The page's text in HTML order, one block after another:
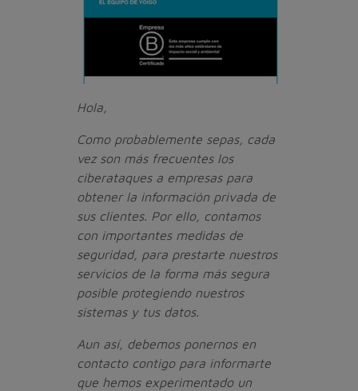
Hola,
Como probablemente sepas, cada
vez son más frecuentes los
ciberataques a empresas para
obtener la información privada de
sus clientes. Por ello, contamos
con importantes medidas de
seguridad, para prestarte nuestros
servicios de la forma más segura
posible protegiendo nuestros
sistemas y tus datos.
Aun así, debemos ponernos en
contacto contigo para informarte
que hemos experimentado un